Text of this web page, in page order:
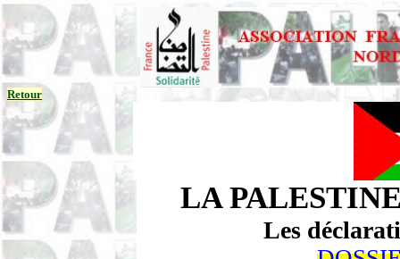
Retour
LA
Les